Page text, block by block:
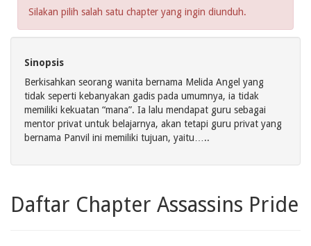
Silakan pilih salah satu chapter yang ingin diunduh.
Sinopsis
Berkisahkan seorang wanita bernama Melida Angel yang
tidak seperti kebanyakan gadis pada umumnya, ia tidak
memiliki kekuatan “mana”. Ia lalu mendapat guru sebagai
mentor privat untuk belajarnya, akan tetapi guru privat yang
bernama Panvil ini memiliki tujuan, yaitu…..
Daftar Chapter Assassins Pride